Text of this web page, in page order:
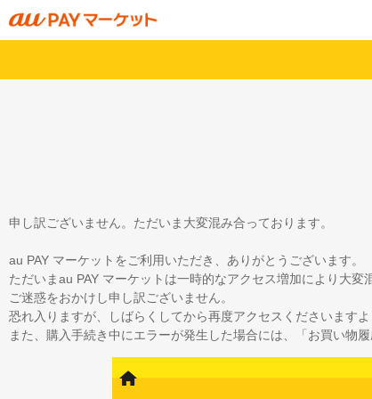
申し訳ございません。ただいま大変混み合っております。
au PAY マーケットをご利用いただき、ありがとうございます。
ただいまau PAY マーケットは一時的なアクセス増加により大変
ご迷惑をおかけし申し訳ございません。
恐れ入りますが、しばらくしてから再度アクセスくださいますよ
また、購入手続き中にエラーが発生した場合には、「お買い物